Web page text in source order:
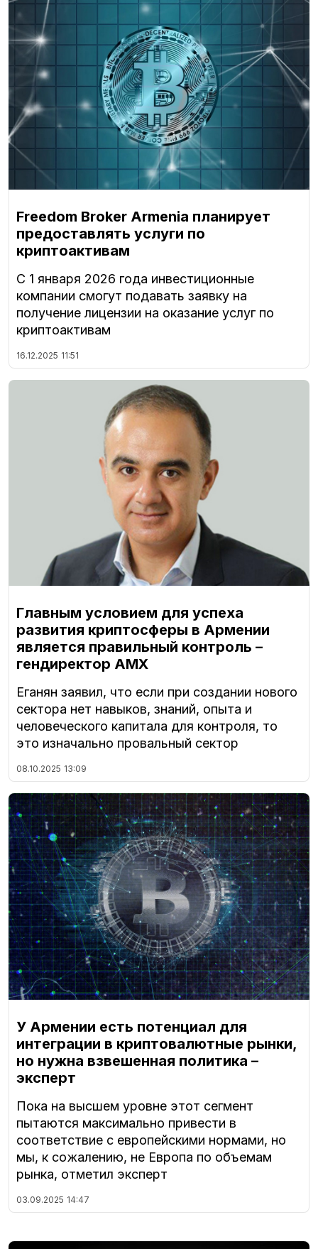
Freedom Broker Armenia планирует
предоставлять услуги по
криптоактивам
С 1 января 2026 года инвестиционные
компании смогут подавать заявку на
получение лицензии на оказание услуг по
криптоактивам
16.12.2025 11:51
Главным условием для успеха
развития криптосферы в Армении
является правильный контроль –
гендиректор AMX
Еганян заявил, что если при создании нового
сектора нет навыков, знаний, опыта и
человеческого капитала для контроля, то
это изначально провальный сектор
08.10.2025 13:09
У Армении есть потенциал для
интеграции в криптовалютные рынки,
но нужна взвешенная политика –
эксперт
Пока на высшем уровне этот сегмент
пытаются максимально привести в
соответствие с европейскими нормами, но
мы, к сожалению, не Европа по объемам
рынка, отметил эксперт
03.09.2025 14:47